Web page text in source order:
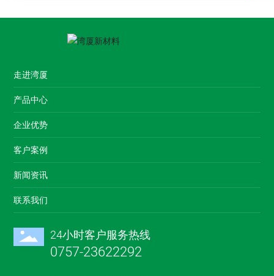
走进湾厦
产品中心
企业优势
客户案例
新闻资讯
联系我们
24小时客户服务热线
0757-23622292